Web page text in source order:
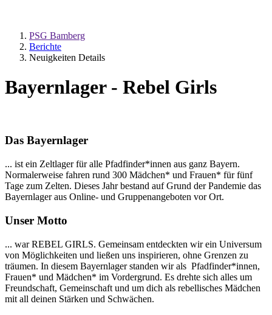
PSG Bamberg
Berichte
Neuigkeiten Details
Bayernlager - Rebel Girls
Das Bayernlager
... ist ein Zeltlager für alle Pfadfinder*innen aus ganz Bayern.
Normalerweise fahren rund 300 Mädchen* und Frauen* für fünf
Tage zum Zelten. Dieses Jahr bestand auf Grund der Pandemie das
Bayernlager aus Online- und Gruppenangeboten vor Ort.
Unser Motto
... war REBEL GIRLS. Gemeinsam entdeckten wir ein Universum
von Möglichkeiten und ließen uns inspirieren, ohne Grenzen zu
träumen. In diesem Bayernlager standen wir als Pfadfinder*innen,
Frauen* und Mädchen* im Vordergrund. Es drehte sich alles um
Freundschaft, Gemeinschaft und um dich als rebellisches Mädchen
mit all deinen Stärken und Schwächen.